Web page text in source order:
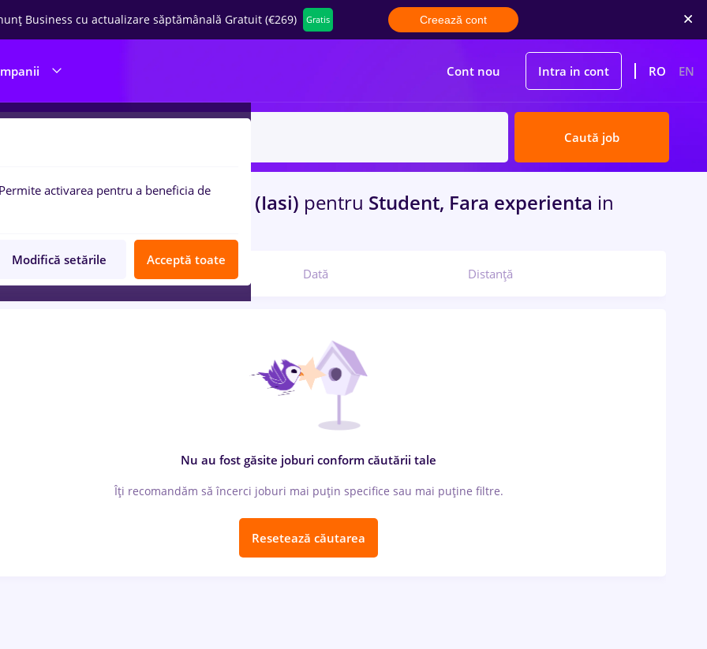
Business cu actualizare săptămânală Gratuit (€269) Gratis Creează cont
Cont nou Intra in cont RO EN
Caută job
de muncaFull timein Iasi (Iasi) pentru Student, Fara experienta in
Relevanță Dată Distanță
Nu au fost găsite joburi conform căutării tale
Îți recomandăm să încerci joburi mai puțin specifice sau mai puține filtre.
Resetează căutarea
Permite activarea pentru a beneficia de
Modifică setările Acceptă toate